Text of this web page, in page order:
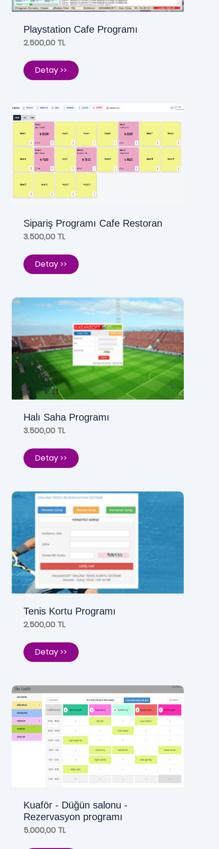
Playstation Cafe Programı
2.500,00 TL
Detay >>
Sipariş Programı Cafe Restoran
3.500,00 TL
Detay >>
Halı Saha Programı
3.500,00 TL
Detay >>
Tenis Kortu Programı
2.500,00 TL
Detay >>
Kuaför - Düğün salonu -
Rezervasyon programı
5.000,00 TL